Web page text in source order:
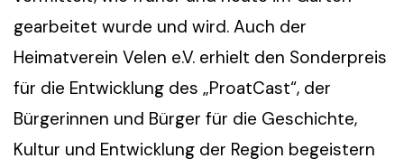
gearbeitet wurde und wird. Auch der
Heimatverein Velen e.V. erhielt den Sonderpreis
für die Entwicklung des „ProatCast“, der
Bürgerinnen und Bürger für die Geschichte,
Kultur und Entwicklung der Region begeistern